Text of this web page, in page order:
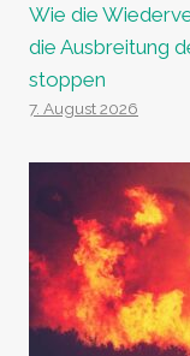
Wie die
die Ausbreitung
stoppen
7. August 2026